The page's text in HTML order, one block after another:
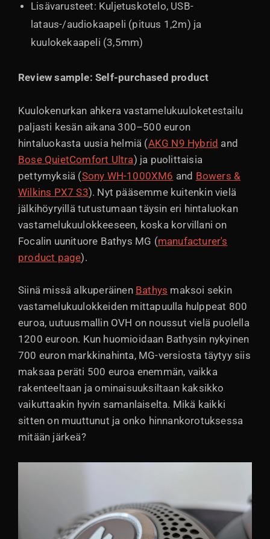
Lisävarusteet: Kuljetuskotelo, USB-
lataus-/audiokaapeli (pituus 1,2m) ja
kuulokekaapeli (3,5mm)
Review sample: Self-purchased product
Kuulokenurkan ahkera vastamelukuuloketestailu
paljasti kesän aikana 300–500 euron
hintaluokasta uusia helmiä (AKG N9 Hybrid and
Bose QuietComfort Ultra) ja puolittaisia
pettymyksiä (Sony WH-1000XM6 and Bowers &
Wilkins PX7 S3). Nyt pääsemme kuitenkin vielä
jälkihöyryillä tutustumaan täysin eri hintaluokan
vastamelukuulokkeeseen, koska korvillani on
Focalin uunituore Bathys MG (manufacturer's
product page).
Siinä missä alkuperäinen Bathys maksoi sekin
vastamelukuulokkeiden mittapuulla hulppeat 800
euroa, uutuusmallin OVH on noussut vielä puolella
1200 euroon. Kun huomioidaan Bathysin nykyinen
700 euron markkinahinta, MG-versiosta täytyy siis
maksaa peräti 500 euroa enemmän, vaikka
rakenteeltaan ja ominaisuuksiltaan kaksikko
vaikuttaakin hyvin samanlaiselta. Mikä kaikki
sitten on muuttunut ja onko hinnankorotuksessa
mitään järkeä?